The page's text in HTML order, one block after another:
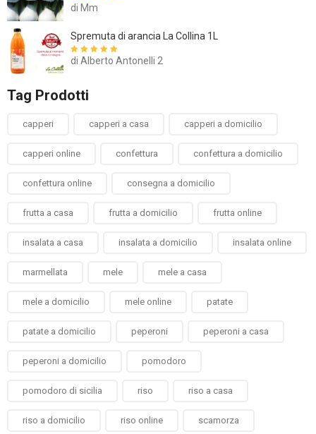
Valutato
di Mm
Spremuta di arancia La Collina 1L
Valutato5su
di Alberto Antonelli 2
Tag Prodotti
capperi capperi a casa capperi a domicilio
capperi online confettura confettura a domicilio
confettura online consegna a domicilio
frutta a casa frutta a domicilio frutta online
insalata a casa insalata a domicilio insalata online
marmellata mele mele a casa
mele a domicilio mele online patate
patate a domicilio peperoni peperoni a casa
peperoni a domicilio pomodoro
pomodoro di sicilia riso riso a casa
riso a domicilio riso online scamorza